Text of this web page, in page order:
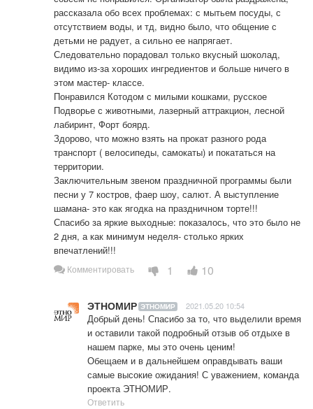
рассказала обо всех проблемах: с мытьем посуды, с
отсутствием воды, и тд, видно было, что общение с
детьми не радует, а сильно ее напрягает.
Следовательно порадовал только вкусный шоколад,
видимо из-за хороших ингредиентов и больше ничего в
этом мастер- классе.
Понравился Котодом с милыми кошками, русское
Подворье с животными, лазерный аттракцион, лесной
лабиринт, Форт боярд.
Здорово, что можно взять на прокат разного рода
транспорт ( велосипеды, самокаты) и покататься на
территории.
Заключительным звеном праздничной программы были
песни у 7 костров, фаер шоу, салют. А выступление
шамана- это как ягодка на праздничном торте!!!
Спасибо за яркие выходные: показалось, что это было не
2 дня, а как минимум неделя- столько ярких
впечатлений!!!
Комментировать 1 10
ЭТНОМИР ЭТНОМИР 2021.05.20 10:54
Добрый день! Спасибо за то, что выделили время
и оставили такой подробный отзыв об отдыхе в
нашем парке, мы это очень ценим!
Обещаем и в дальнейшем оправдывать ваши
самые высокие ожидания! С уважением, команда
проекта ЭТНОМИР.
Ответить